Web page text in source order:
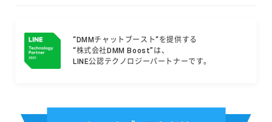
“DMMチャットブースト“を提供する
“株式会社DMM Boost”は、
LINE公認テクノロジーパートナーです。